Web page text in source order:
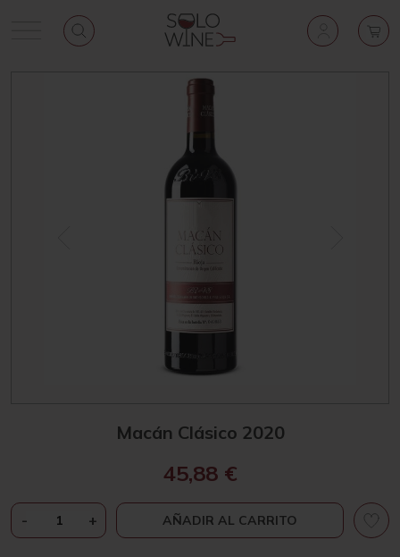
Macán Clásico 2020
45,88 €
-MACÁN
CLÁSICO
+ AÑADIR AL CARRITO